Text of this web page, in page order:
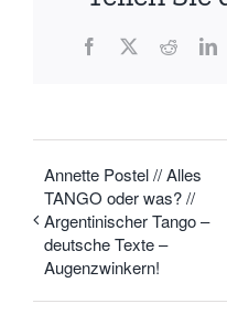
Facebook
X Reddit
Annette Postel // Alles
TANGO oder was? //
Argentinischer Tango –
deutsche Texte –
Augenzwinkern!